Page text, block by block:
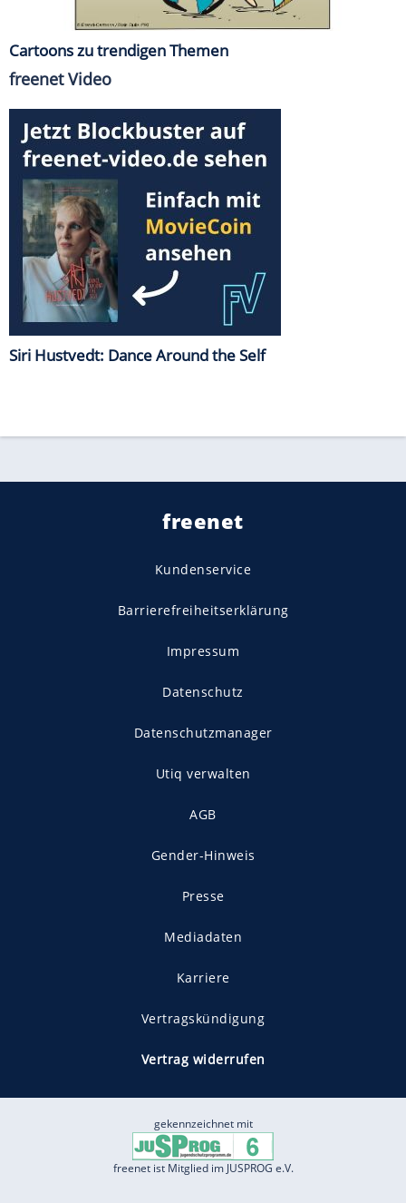
Cartoons zu trendigen Themen
freenet Video
Siri Hustvedt: Dance Around the Self
freenet
Kundenservice
Barrierefreiheitserklärung
Impressum
Datenschutz
Datenschutzmanager
Utiq verwalten
AGB
Gender-Hinweis
Presse
Mediadaten
Karriere
Vertragskündigung
Vertrag widerrufen
gekennzeichnet mit
freenet ist Mitglied im JUSPROG e.V.